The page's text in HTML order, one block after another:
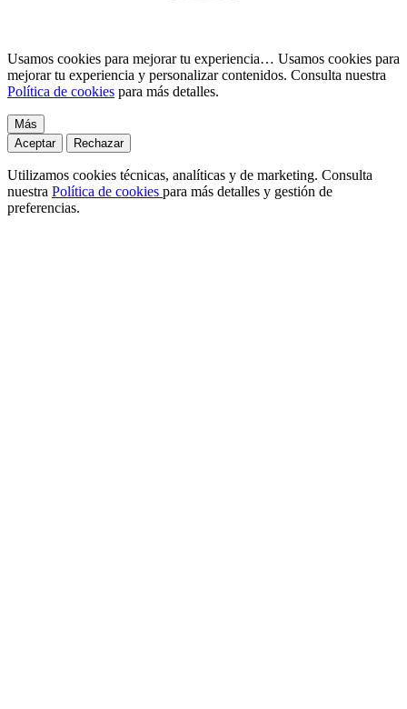
Usamos cookies para mejorar tu experiencia… Usamos cookies para
mejorar tu experiencia y personalizar contenidos. Consulta nuestra
Política de cookies para más detalles.
Más
Aceptar
Rechazar
Utilizamos cookies técnicas, analíticas y de marketing. Consulta
nuestra Política de cookies para más detalles y gestión de
preferencias.